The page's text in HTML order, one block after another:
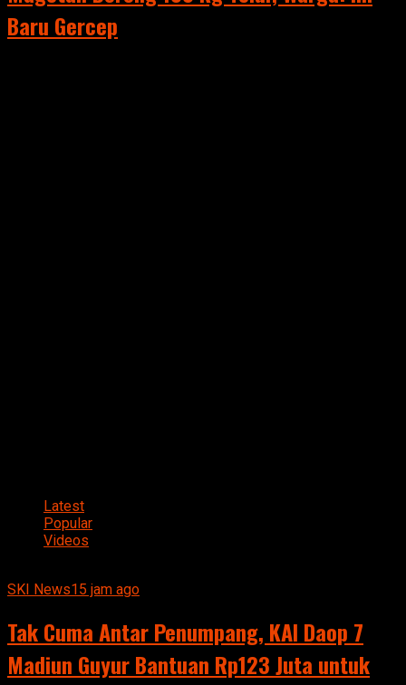
Baru Gercep
Latest
Popular
Videos
SKI News15 jam ago
Tak Cuma Antar Penumpang, KAI Daop 7
Madiun Guyur Bantuan Rp123 Juta untuk